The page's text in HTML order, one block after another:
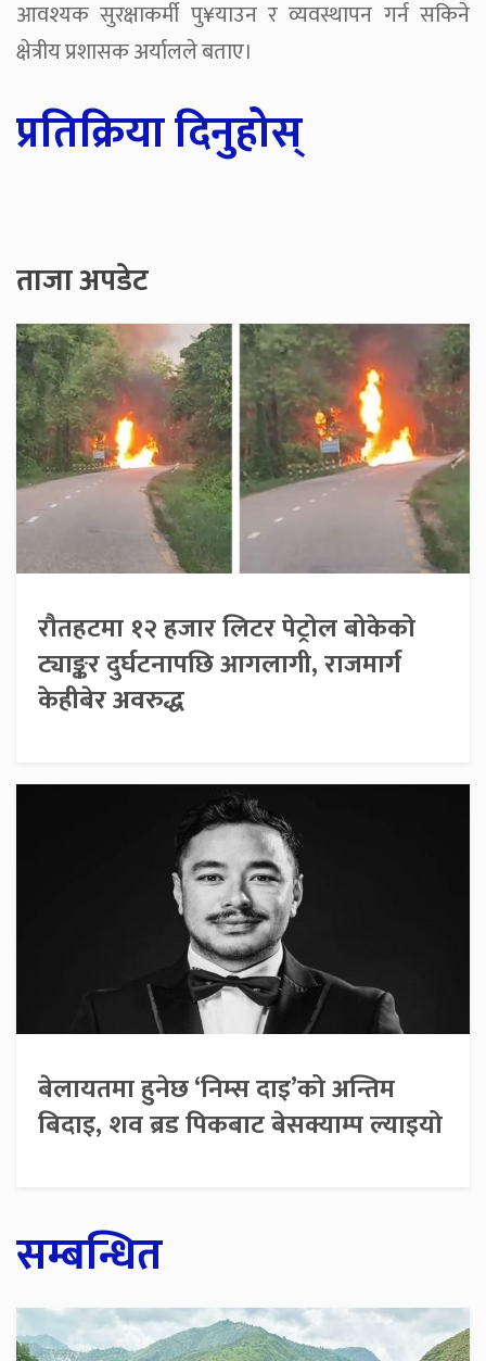
आवश्यक सुरक्षाकर्मी पु¥याउन र व्यवस्थापन गर्न सकिने
क्षेत्रीय प्रशासक अर्यालले बताए।
प्रतिक्रिया दिनुहोस्
ताजा अपडेट
रौतहटमा १२ हजार लिटर पेट्रोल बोकेको
ट्याङ्कर दुर्घटनापछि आगलागी, राजमार्ग
केहीबेर अवरुद्ध
बेलायतमा हुनेछ ‘निम्स दाइ’को अन्तिम
बिदाइ, शव ब्रड पिकबाट बेसक्याम्प ल्याइयो
सम्बन्धित